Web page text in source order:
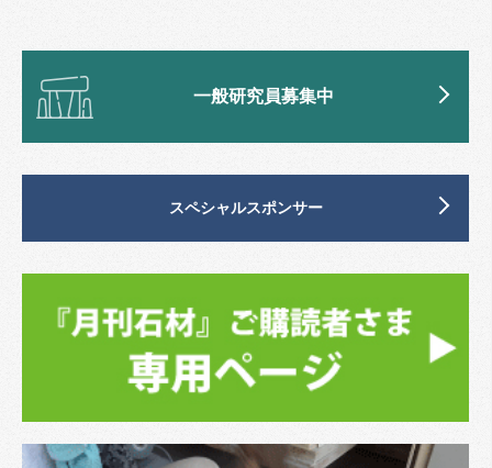
一般研究員募集中
スペシャルスポンサー